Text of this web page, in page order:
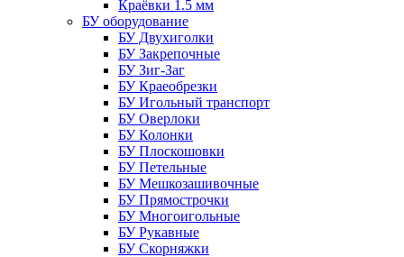
Краёвки 1.5 мм
БУ оборудование
БУ Двухиголки
БУ Закрепочные
БУ Зиг-Заг
БУ Краеобрезки
БУ Игольный транспорт
БУ Оверлоки
БУ Колонки
БУ Плоскошовки
БУ Петельные
БУ Мешкозашивочные
БУ Прямострочки
БУ Многоигольные
БУ Рукавные
БУ Скорняжки